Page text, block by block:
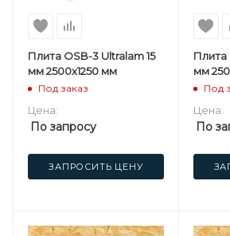
Плита OSB-3 Ultralam 15
мм 2500х1250 мм
Под заказ
Цена:
По запросу
ЗАПРОСИТЬ ЦЕНУ
Плита
мм
Под
Цена:
По